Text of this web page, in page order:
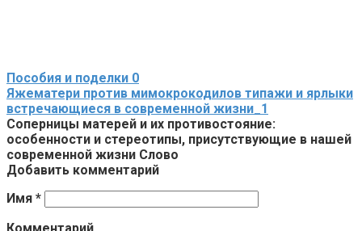
Пособия и поделки 0
Яжематери против мимокрокодилов типажи и ярлыки
встречающиеся в современной жизни_1
Соперницы матерей и их противостояние:
особенности и стереотипы, присутствующие в нашей
современной жизни Слово
Добавить комментарий
Имя *